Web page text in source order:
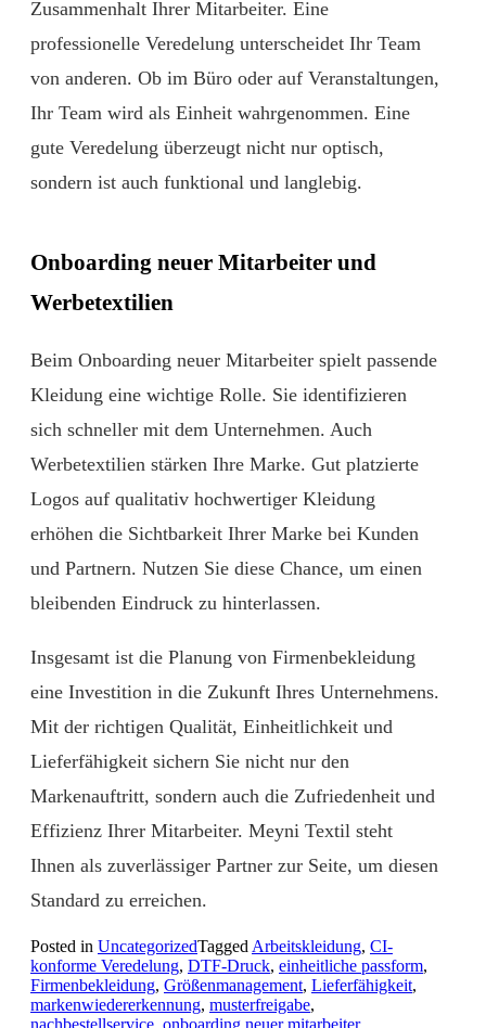
Zusammenhalt Ihrer Mitarbeiter. Eine
professionelle Veredelung unterscheidet Ihr Team
von anderen. Ob im Büro oder auf Veranstaltungen,
Ihr Team wird als Einheit wahrgenommen. Eine
gute Veredelung überzeugt nicht nur optisch,
sondern ist auch funktional und langlebig.
Onboarding neuer Mitarbeiter und
Werbetextilien
Beim Onboarding neuer Mitarbeiter spielt passende
Kleidung eine wichtige Rolle. Sie identifizieren
sich schneller mit dem Unternehmen. Auch
Werbetextilien stärken Ihre Marke. Gut platzierte
Logos auf qualitativ hochwertiger Kleidung
erhöhen die Sichtbarkeit Ihrer Marke bei Kunden
und Partnern. Nutzen Sie diese Chance, um einen
bleibenden Eindruck zu hinterlassen.
Insgesamt ist die Planung von Firmenbekleidung
eine Investition in die Zukunft Ihres Unternehmens.
Mit der richtigen Qualität, Einheitlichkeit und
Lieferfähigkeit sichern Sie nicht nur den
Markenauftritt, sondern auch die Zufriedenheit und
Effizienz Ihrer Mitarbeiter. Meyni Textil steht
Ihnen als zuverlässiger Partner zur Seite, um diesen
Standard zu erreichen.
Posted in UncategorizedTagged Arbeitskleidung, CI-
konforme Veredelung, DTF-Druck, einheitliche passform,
Firmenbekleidung, Größenmanagement, Lieferfähigkeit,
markenwiedererkennung, musterfreigabe,